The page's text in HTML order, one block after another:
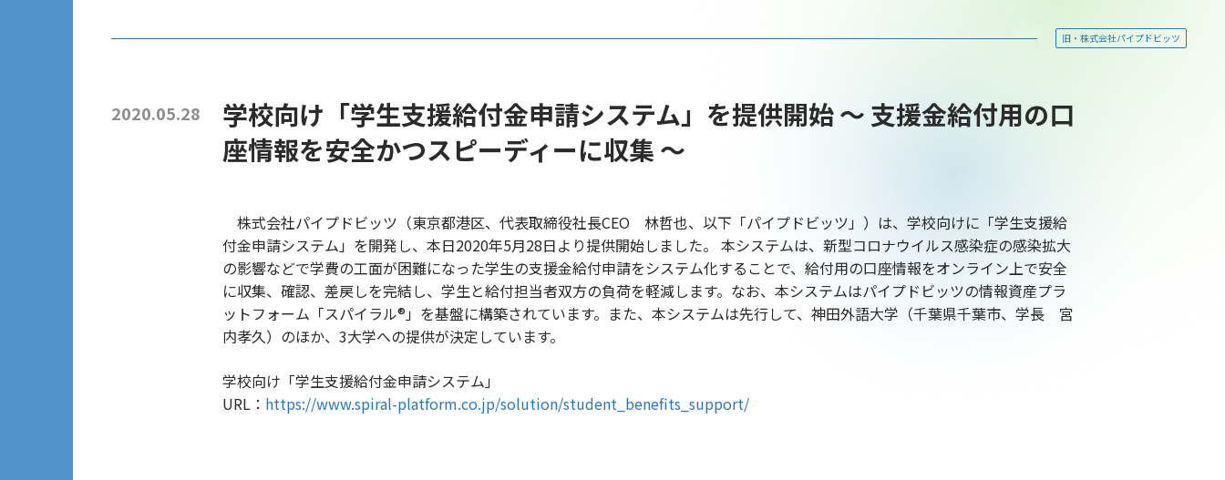
旧・株式会社パイプドビッツ
2020.05.28
学校向け「学生支援給付金申請システム」を提供開始 ～ 支援金給付用の口
座情報を安全かつスピーディーに収集 ～
株式会社パイプドビッツ（東京都港区、代表取締役社長CEO 林哲也、以下「パイプドビッツ」）は、学校向けに「学生支援給
付金申請システム」を開発し、本日2020年5月28日より提供開始しました。 本システムは、新型コロナウイルス感染症の感染拡大
の影響などで学費の工面が困難になった学生の支援金給付申請をシステム化することで、給付用の口座情報をオンライン上で安全
に収集、確認、差戻しを完結し、学生と給付担当者双方の負荷を軽減します。なお、本システムはパイプドビッツの情報資産プラ
ットフォーム「スパイラル®」を基盤に構築されています。また、本システムは先行して、神田外語大学（千葉県千葉市、学長 宮
内孝久）のほか、3大学への提供が決定しています。
学校向け「学生支援給付金申請システム」
URL： https://www.spiral-platform.co.jp/solution/student_benefits_support/